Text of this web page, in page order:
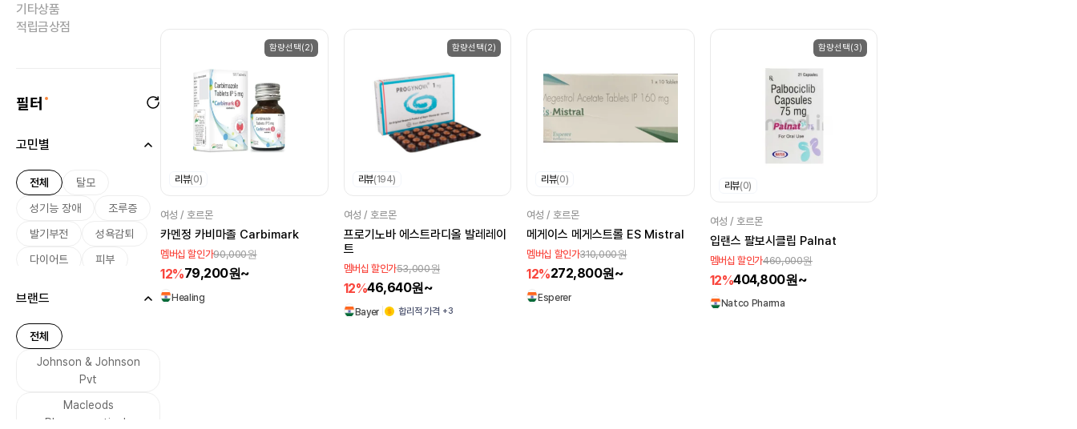
기타상품
적립금상점
필터
고민별
전체
탈모
성기능 장애
조루증
발기부전
성욕감퇴
다이어트
피부
여성 호르몬
남성 호르몬
무좀
기생충 감염
금연
브랜드
전체
Johnson & Johnson
Pvt
Macleods
Pharmaceuticals
함량선택(2)
리뷰(0)
여성 / 호르몬
카멘정 카비마졸 Carbimark
멤버십 할인가90,000원
12%79,200원~
Healing
함량선택(2)
리뷰(194)
여성 / 호르몬
프로기노바 에스트라디올 발레레이
트
멤버십 할인가53,000원
12%46,640원~
Bayer 합리적 가격 +3
리뷰(0)
여성 / 호르몬
메게이스 메게스트롤 ES Mistral
멤버십 할인가310,000원
12%272,800원~
Esperer
함량선택(3)
리뷰(0)
여성 / 호르몬
입랜스 팔보시클립 Palnat
멤버십 할인가460,000원
12%404,800원~
Natco Pharma